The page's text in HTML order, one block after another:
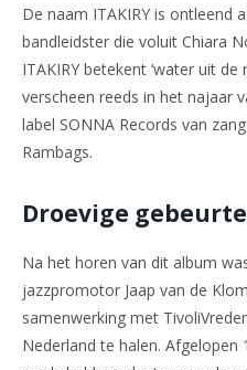
De naam ITAKIRY is ontleend
bandleidster die voluit Chiara
ITAKIRY betekent ‘water uit
verscheen reeds in het najaar
label SONNA Records van
Rambags.
Droevige
Na het horen van dit album
jazzpromotor Jaap van de
samenwerking met
Nederland te halen.